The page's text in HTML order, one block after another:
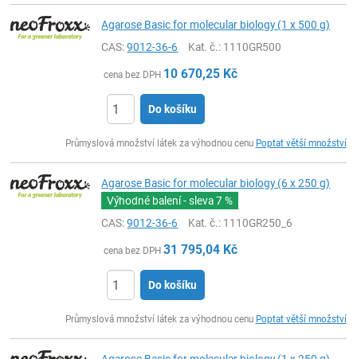
Agarose Basic for molecular biology (1 x 500 g)
CAS:9012-36-6 Kat. č.: 1110GR500
cena bez DPH 10 670,25 Kč
Do košíku
Průmyslová množství látek za výhodnou cenu Poptat větší množství
Agarose Basic for molecular biology (6 x 250 g)
Výhodné balení - sleva7 %
CAS:9012-36-6 Kat. č.: 1110GR250_6
cena bez DPH 31 795,04 Kč
Do košíku
Průmyslová množství látek za výhodnou cenu Poptat větší množství